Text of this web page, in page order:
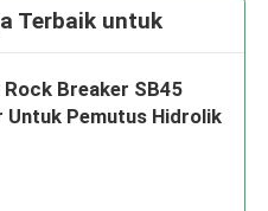
Terbaik untuk
Breaker SB45
Untuk Pemutus Hidrolik